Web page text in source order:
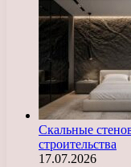
Скальные
строительства
17.07.2026